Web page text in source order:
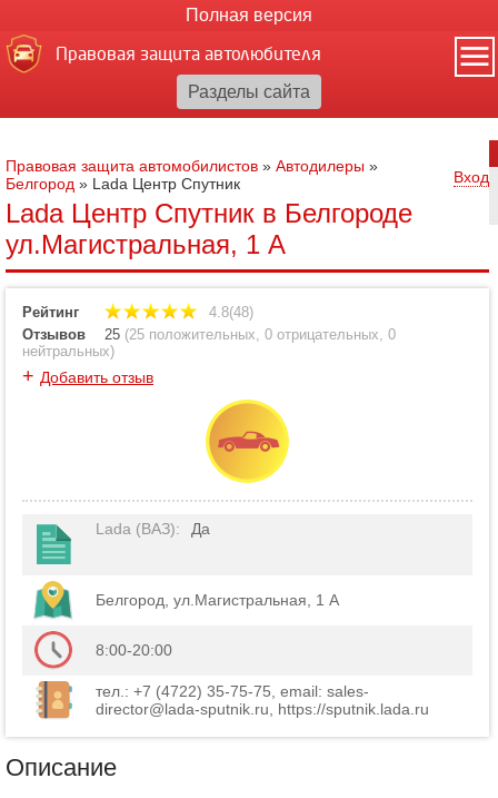
Полная версия
Правовая защита автолюбителя
Правовая защита автомобилистов » Автодилеры »
Белгород » Lada Центр Спутник Вход
Lada Центр Спутник в Белгороде
ул.Магистральная, 1 А
Рейтинг
4.8(48)
Отзывов
25 (25 положительных, 0 отрицательных, 0
нейтральных)
+ Добавить отзыв
Lada (ВАЗ): Да
Белгород, ул.Магистральная, 1 А
8:00-20:00
тел.: +7 (4722) 35-75-75, email: sales-
director@lada-sputnik.ru, https://sputnik.lada.ru
Описание